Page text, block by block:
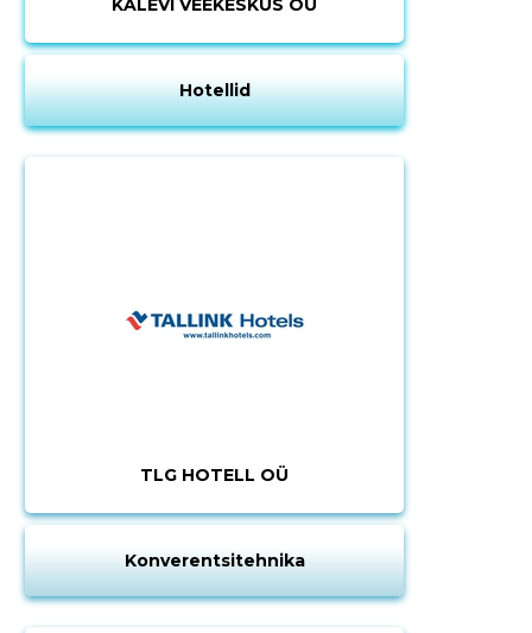
KALEVI VEEKESKUS OÜ
Hotellid
TLG HOTELL OÜ
Konverentsitehnika